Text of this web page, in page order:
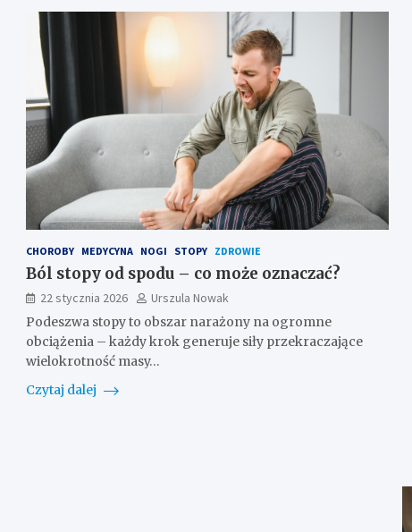
CHOROBY MEDYCYNA NOGI STOPY ZDROWIE
Ból stopy od spodu – co może oznaczać?
22 stycznia 2026
Urszula Nowak
Podeszwa stopy to obszar narażony na ogromne
obciążenia – każdy krok generuje siły przekraczające
wielokrotność masy…
Czytaj dalej